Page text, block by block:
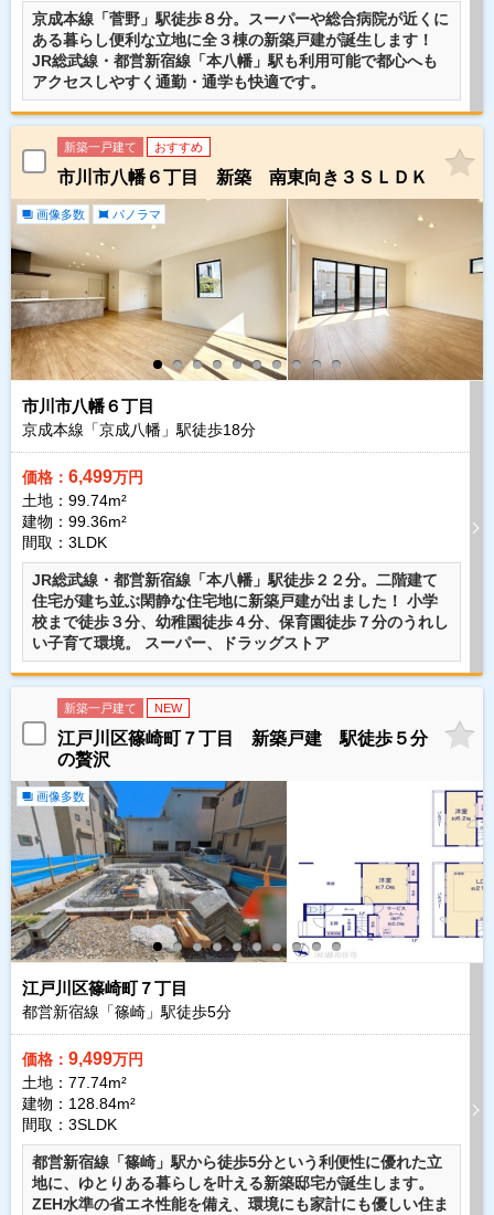
京成本線「菅野」駅徒歩８分。スーパーや総合病院が近くに
ある暮らし便利な立地に全３棟の新築戸建が誕生します！
JR総武線・都営新宿線「本八幡」駅も利用可能で都心へも
アクセスしやすく通勤・通学も快適です。
新築一戸建て おすすめ
市川市八幡６丁目 新築 南東向き３ＳＬＤＫ
画像多数 パノラマ
市川市八幡６丁目
京成本線「京成八幡」駅徒歩18分
価格： 6,499万円
土地：99.74m²
建物：99.36m²
間取：3LDK
JR総武線・都営新宿線「本八幡」駅徒歩２２分。二階建て
住宅が建ち並ぶ閑静な住宅地に新築戸建が出ました！ 小学
校まで徒歩３分、幼稚園徒歩４分、保育園徒歩７分のうれし
い子育て環境。 スーパー、ドラッグストア
新築一戸建て NEW
江戸川区篠崎町７丁目 新築戸建 駅徒歩５分
の贅沢
画像多数
江戸川区篠崎町７丁目
都営新宿線「篠崎」駅徒歩5分
価格： 9,499万円
土地：77.74m²
建物：128.84m²
間取：3SLDK
都営新宿線「篠崎」駅から徒歩5分という利便性に優れた立
地に、ゆとりある暮らしを叶える新築邸宅が誕生します。
ZEH水準の省エネ性能を備え、環境にも家計にも優しい住ま